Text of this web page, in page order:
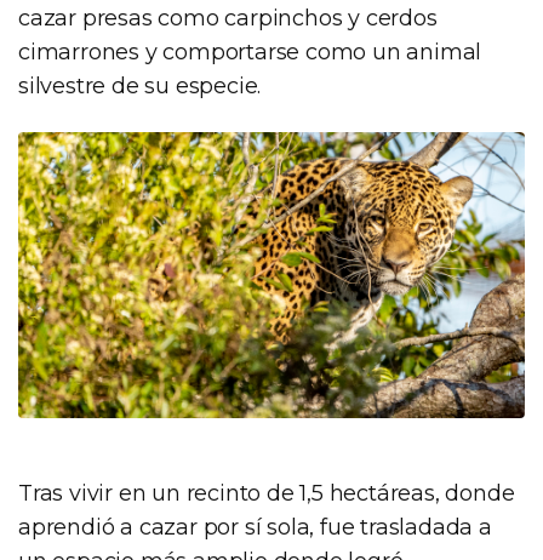
cazar presas como carpinchos y cerdos
cimarrones y comportarse como un animal
silvestre de su especie.
Tras vivir en un recinto de 1,5 hectáreas, donde
aprendió a cazar por sí sola, fue trasladada a